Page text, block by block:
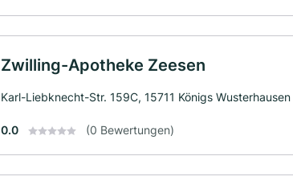
Zwilling-Apotheke Zeesen
Karl-Liebknecht-Str. 159C, 15711 Königs Wusterhausen
0.0 (0 Bewertungen)